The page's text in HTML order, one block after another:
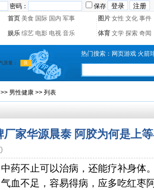
密码：
保存
首页 美食 国际 国内 军事 图片 女性 文化 事件
娱乐 综艺 电影 电视 音乐 体育 文学 探索 奇闻
热门搜索： 网页游戏 火箭
>> 男性健康 >> 列表
厂家华源晨泰 阿胶为何是上
药不止可以治病，还能疗补身体
血不足，容易得病，应多吃红枣